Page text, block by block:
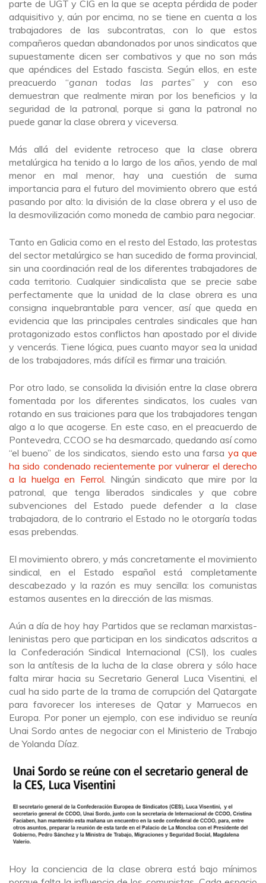
parte de UGT y CIG en la que se acepta pérdida de poder
adquisitivo y, aún por encima, no se tiene en cuenta a los
trabajadores de las subcontratas, con lo que estos
compañeros quedan abandonados por unos sindicatos que
supuestamente dicen ser combativos y que no son más
que apéndices del Estado fascista. Según ellos, en este
preacuerdo “ganan todas las partes” y con eso
demuestran que realmente miran por los beneficios y la
seguridad de la patronal, porque si gana la patronal no
puede ganar la clase obrera y viceversa.
Más allá del evidente retroceso que la clase obrera
metalúrgica ha tenido a lo largo de los años, yendo de mal
menor en mal menor, hay una cuestión de suma
importancia para el futuro del movimiento obrero que está
pasando por alto: la división de la clase obrera y el uso de
la desmovilización como moneda de cambio para negociar.
Tanto en Galicia como en el resto del Estado, las protestas
del sector metalúrgico se han sucedido de forma provincial,
sin una coordinación real de los diferentes trabajadores de
cada territorio. Cualquier sindicalista que se precie sabe
perfectamente que la unidad de la clase obrera es una
consigna inquebrantable para vencer, así que queda en
evidencia que las principales centrales sindicales que han
protagonizado estos conflictos han apostado por el divide
y vencerás. Tiene lógica, pues cuanto mayor sea la unidad
de los trabajadores, más difícil es firmar una traición.
Por otro lado, se consolida la división entre la clase obrera
fomentada por los diferentes sindicatos, los cuales van
rotando en sus traiciones para que los trabajadores tengan
algo a lo que acogerse. En este caso, en el preacuerdo de
Pontevedra, CCOO se ha desmarcado, quedando así como
“el bueno” de los sindicatos, siendo esto una farsa ya que
ha sido condenado recientemente por vulnerar el derecho
a la huelga en Ferrol.
Ningún sindicato que mire por la
patronal, que tenga liberados sindicales y que cobre
subvenciones del Estado puede defender a la clase
trabajadora, de lo contrario el Estado no le otorgaría todas
esas prebendas.
El movimiento obrero, y más concretamente el movimiento
sindical, en el Estado español está completamente
descabezado y la razón es muy sencilla: los comunistas
estamos ausentes en la dirección de las mismas.
Aún a día de hoy hay Partidos que se reclaman marxistas-
leninistas pero que participan en los sindicatos adscritos a
la Confederación Sindical Internacional (CSI), los cuales
son la antítesis de la lucha de la clase obrera y sólo hace
falta mirar hacia su Secretario General Luca Visentini, el
cual ha sido parte de la trama de corrupción del Qatargate
para favorecer los intereses de Qatar y Marruecos en
Europa. Por poner un ejemplo, con ese individuo se reunía
Unai Sordo antes de negociar con el Ministerio de Trabajo
de Yolanda Díaz.
Hoy la conciencia de la clase obrera está bajo mínimos